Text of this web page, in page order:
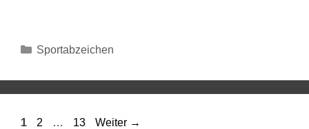
Sportabzeichen
1 2 … 13 Weiter →